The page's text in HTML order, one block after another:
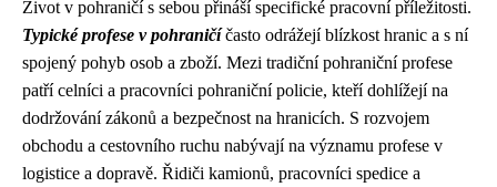
Život v pohraničí s sebou přináší specifické pracovní příležitosti.
Typické profese v pohraničíčasto odrážejí blízkost hranic a s ní
spojený pohyb osob a zboží. Mezi tradiční pohraniční profese
patří celníci a pracovníci pohraniční policie, kteří dohlížejí na
dodržování zákonů a bezpečnost na hranicích. S rozvojem
obchodu a cestovního ruchu nabývají na významu profese v
logistice a dopravě. Řidiči kamionů, pracovníci spedice a